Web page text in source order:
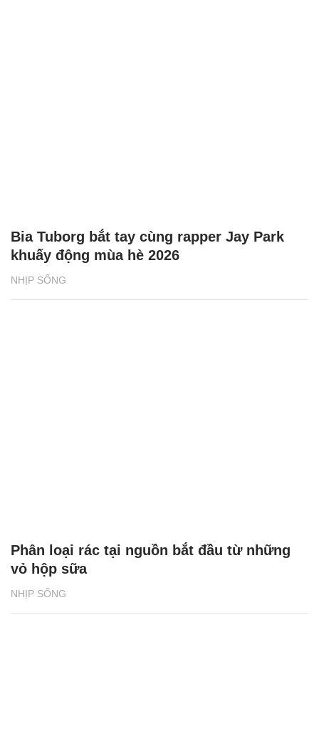
NHỊP SỐNG
Bia Tuborg bắt tay cùng rapper Jay Park
khuấy động mùa hè 2026
NHỊP SỐNG
Phân loại rác tại nguồn bắt đầu từ những
vỏ hộp sữa